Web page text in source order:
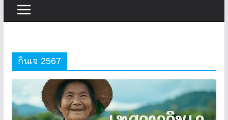
กินเจ 2567